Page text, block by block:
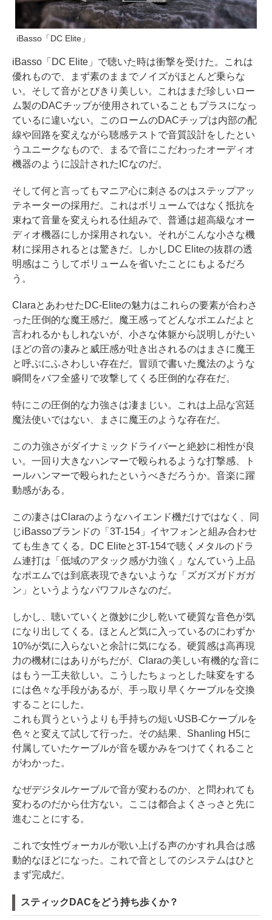
iBasso「DC Elite」
iBasso「DC Elite」で聴いた時は衝撃を受けた。これは
優れもので、まず素のままでノイズがほとんど乗らな
い。そして音がとびきり美しい。これはまだ珍しいロー
ム製のDACチップが使用されていることもプラスになっ
ているに違いない。このロームのDACチップは内部の配
線や回路を変えながら聴感テストで音質設計をしたとい
うユニークなもので、まるで音にこだわったオーディオ
機器のように設計されたICなのだ。
そして何と言ってもマニア心に刺さるのはステップアッ
テネーターの採用だ。これはボリュームではなく抵抗を
束ねて音量を変えられる仕組みで、普通は超高級なオー
ディオ機器にしか採用されない。それがこんな小さな機
材に採用されるとは驚きだ。しかしDC Eliteの抜群の透
明感はこうしてボリュームを省いたことにもよるだろ
う。
ClaraとあわせたDC-Eliteの魅力はこれらの要素が合わさ
った圧倒的な魔王感だ。魔王感ってどんなポエムだよと
言われるかもしれないが、小さな体躯から説明しがたい
ほどの音の凄みと威圧感が吐き出されるのはまさに魔王
と呼ぶにふさわしい存在だ。冒頭で書いた魔法のような
瞬間をバフ全盛りで攻撃してくる圧倒的な存在だ。
特にこの圧倒的な力強さは凄まじい。これは上品な宮廷
魔法使いではない、まさに魔王のような存在だ。
この力強さがダイナミックドライバーと絶妙に相性が良
い。一回り大きなハンマーで殴られるような打撃感、ト
ールハンマーで殴られたというべきだろうか。音楽に躍
動感がある。
この凄さはClaraのようなハイエンド機だけではなく、同
じiBassoブランドの「3T-154」イヤフォンと組み合わせ
ても生きてくる。DC Eliteと3T-154で聴くメタルのドラ
ム連打は「低域のアタック感が力強く」なんていう上品
なポエムでは到底表現できないような「ズガズガドガガ
ン」というようなパワフルさなのだ。
しかし、聴いていくと微妙に少し乾いて硬質な音色が気
になり出してくる。ほとんど気に入っているのにわずか
10%が気に入らないと余計に気になる。硬質感は高再現
力の機材にはありがちだが、Claraの美しい有機的な音に
はもう一工夫欲しい。こうしたちょっとした味変をする
には色々な手段があるが、手っ取り早くケーブルを交換
することにした。
これも買うというよりも手持ちの短いUSB-Cケーブルを
色々と変えて試して行った。その結果、Shanling H5に
付属していたケーブルが音を暖かみをつけてくれること
がわかった。
なぜデジタルケーブルで音が変わるのか、と問われても
変わるのだから仕方ない。ここは都合よくさっさと先に
進むことにする。
これで女性ヴォーカルが歌い上げる声のかすれ具合は感
動的なほどになった。これで音としてのシステムはひと
まず完成だ。
スティックDACをどう持ち歩くか？